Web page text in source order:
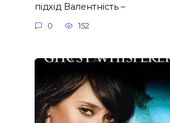
підхід Валентність –
0 152